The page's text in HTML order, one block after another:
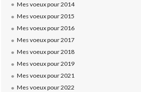
Mes voeux pour 2014
Mes voeux pour 2015
Mes voeux pour 2016
Mes voeux pour 2017
Mes voeux pour 2018
Mes voeux pour 2019
Mes voeux pour 2021
Mes voeux pour 2022